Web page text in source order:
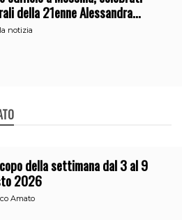
della 21enne Alessandra
notizia
della settimana dal 3 al 9
2026
Amato